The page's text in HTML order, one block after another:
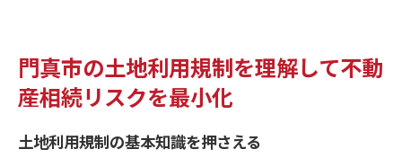
専門家と共に法規制を理解する重要性
地域特性に基づいたリスク管理戦略
地域市場の動向を活用した不動産相続戦略の立
門真市の土地利用規制を理解して不動
産相続リスクを最小化
土地利用規制の基本知識を押さえる